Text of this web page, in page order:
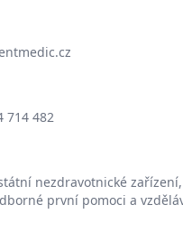
714 482
nezdravotnické
první pomoci a